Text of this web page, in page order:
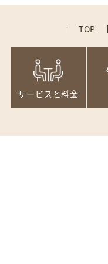
TOP
サービスと料金